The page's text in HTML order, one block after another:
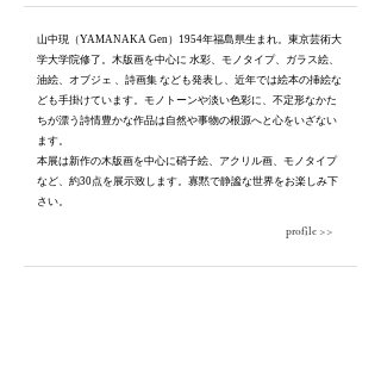
山中現 （YAMANAKA Gen）1954年福島県生まれ。東京芸術大
学大学院修了。木版画を中心に 水彩、 モノタイプ、 ガラス絵、
油絵、 オブジェ 、詩画集 なども発表し、近年では絵本の挿絵な
ども手掛けています。モノトーンや淡い色彩に、不定形なかた
ちが漂う詩情豊かな作品は自然や事物の根源へと心をいざない
ます。
本展は新作の木版画を中心に硝子絵、アクリル画、モノタイプ
など、約30点 を展示致します。寡黙で静謐な世界をお楽しみ下
さい。
profile >>